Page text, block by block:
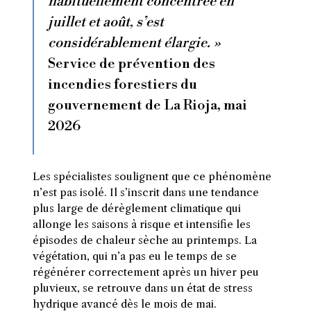
juillet et août, s’est
considérablement élargie. »
Service de prévention des
incendies forestiers du
gouvernement de La Rioja, mai
2026
Les spécialistes soulignent que ce phénomène
n’est pas isolé. Il s’inscrit dans une tendance
plus large de dérèglement climatique qui
allonge les saisons à risque et intensifie les
épisodes de chaleur sèche au printemps. La
végétation, qui n’a pas eu le temps de se
régénérer correctement après un hiver peu
pluvieux, se retrouve dans un état de stress
hydrique avancé dès le mois de mai.